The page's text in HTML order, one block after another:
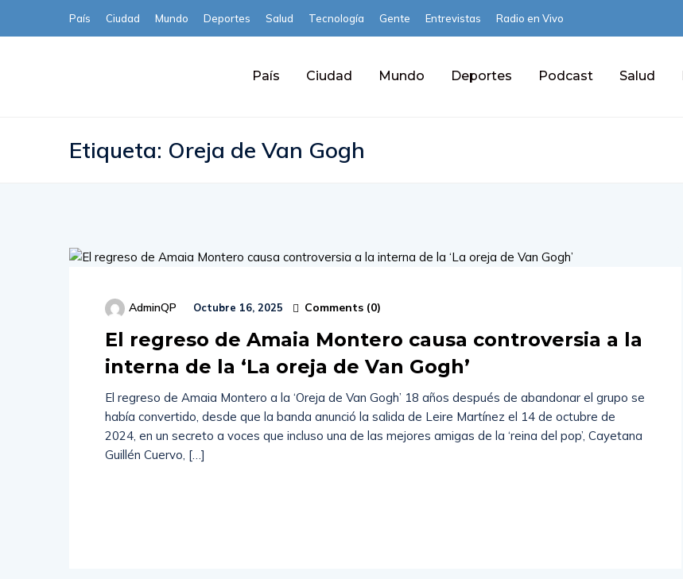
País Ciudad Mundo Deportes Salud Tecnología Gente Entrevistas Radio en Vivo
País Ciudad Mundo Deportes Podcast Salud
Etiqueta: Oreja de Van Gogh
AdminQP Octubre 16, 2025 Comments (0)
El regreso de Amaia Montero causa controversia a la
interna de la ‘La oreja de Van Gogh’
El regreso de Amaia Montero a la ‘Oreja de Van Gogh’ 18 años después de abandonar el grupo se
había convertido, desde que la banda anunció la salida de Leire Martínez el 14 de octubre de
2024, en un secreto a voces que incluso una de las mejores amigas de la ‘reina del pop’, Cayetana
Guillén Cuervo, […]